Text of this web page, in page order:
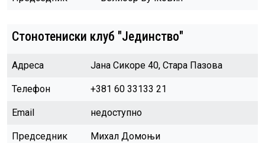
Стонотениски клуб "Јединство"
Адреса Јана Сикоре 40, Стара Пазова
Телефон +381 60 33133 21
Email недоступно
Председник Михал Домоњи